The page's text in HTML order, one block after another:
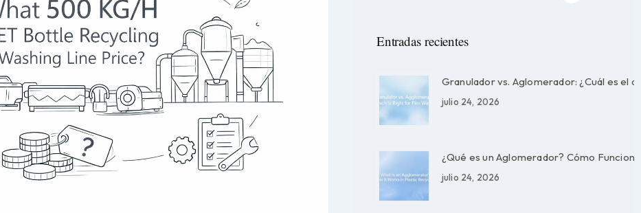
Entradas recientes
Granulador vs. Aglomerador: ¿Cuál es el
julio 24, 2026
¿Qué es un Aglomerador? Cómo
julio 24, 2026